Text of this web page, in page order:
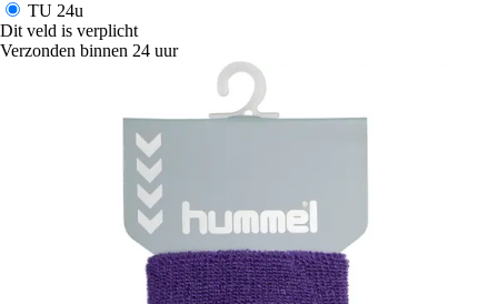
TU 24u
Dit veld is verplicht
Verzonden binnen 24 uur